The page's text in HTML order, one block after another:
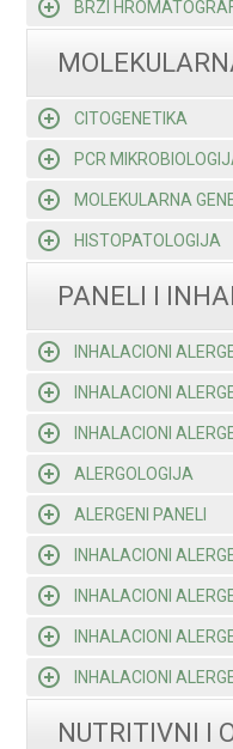
BRZI
CITOGENETIKA
PCR
MOLEKULARNA
HISTOPATOLOGIJA
PANELI I
INHALACIONI
INHALACIONI
INHALACIONI
ALERGOLOGIJA
ALERGENI PANELI
INHALACIONI
INHALACIONI
INHALACIONI
INHALACIONI
NUTRITIVNI I